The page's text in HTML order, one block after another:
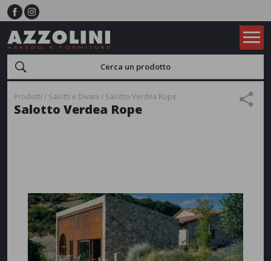
Prodotti Salotti e Divani Salotto Verdea Rope
Salotto Verdea Rope